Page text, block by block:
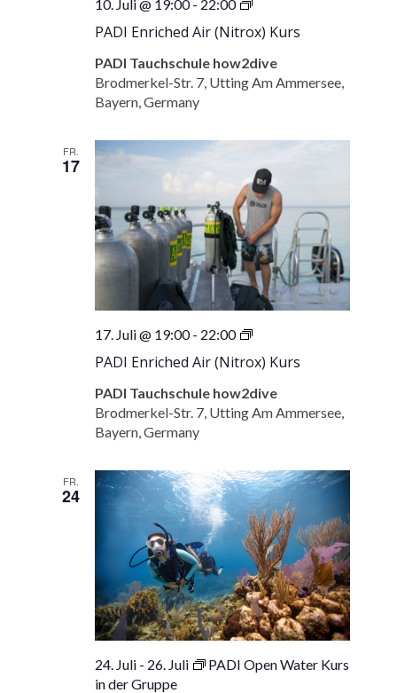
PADI Enriched Air (Nitrox) Kurs
10. Juli @ 19:00- 22:00
Enriched
Air
(Nitrox)
Kurs
PADI Tauchschule how2dive
Brodmerkel-Str. 7, Utting Am Ammersee,
Bayern, Germany
FR.
17
PADI Enriched Air (Nitrox) Kurs
17. Juli @ 19:00- 22:00
PADI
Enriched
Air
(Nitrox)
Kurs
PADI Tauchschule how2dive
Brodmerkel-Str. 7, Utting Am Ammersee,
Bayern, Germany
FR.
24
24. Juli - 26. Juli
PADI Open Water Kurs
in der Gruppe